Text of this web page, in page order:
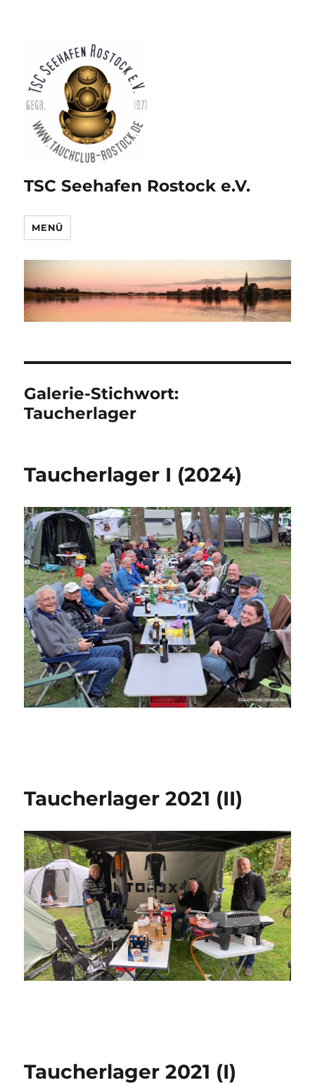
TSC Seehafen Rostock e.V.
MENÜ
Galerie-Stichwort:
Taucherlager
Taucherlager I (2024)
Taucherlager 2021 (II)
Taucherlager 2021 (I)